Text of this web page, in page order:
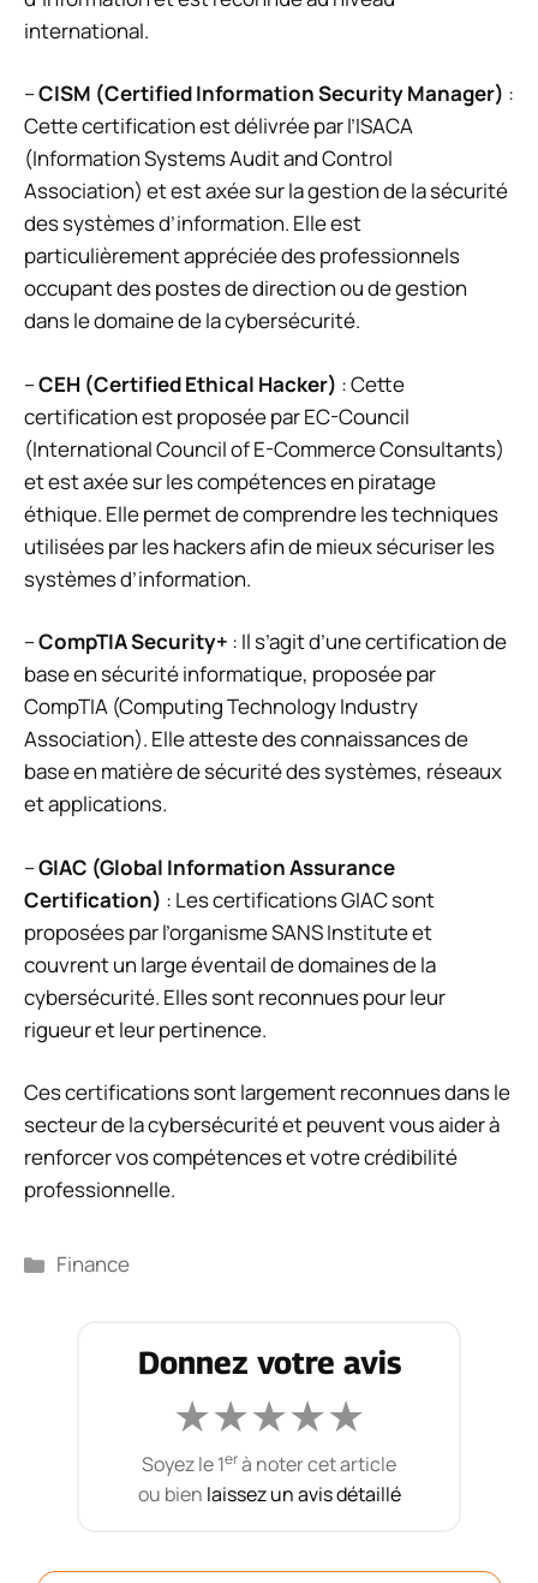
international.
–CISM (Certified Information Security Manager) :
Cette certification est délivrée par l’ISACA
(Information Systems Audit and Control
Association) et est axée sur la gestion de la sécurité
des systèmes d’information. Elle est
particulièrement appréciée des professionnels
occupant des postes de direction ou de gestion
dans le domaine de la cybersécurité.
–CEH (Certified Ethical Hacker) : Cette
certification est proposée par EC-Council
(International Council of E-Commerce Consultants)
et est axée sur les compétences en piratage
éthique. Elle permet de comprendre les techniques
utilisées par les hackers afin de mieux sécuriser les
systèmes d’information.
–CompTIA Security+ : Il s’agit d’une certification de
base en sécurité informatique, proposée par
CompTIA (Computing Technology Industry
Association). Elle atteste des connaissances de
base en matière de sécurité des systèmes, réseaux
et applications.
–GIAC (Global Information Assurance
Certification) : Les certifications GIAC sont
proposées par l’organisme SANS Institute et
couvrent un large éventail de domaines de la
cybersécurité. Elles sont reconnues pour leur
rigueur et leur pertinence.
Ces certifications sont largement reconnues dans le
secteur de la cybersécurité et peuvent vous aider à
renforcer vos compétences et votre crédibilité
professionnelle.
Catégories
Finance
Donnez votre avis
★★★★★
Soyez le 1erà noter cet article
ou bien laissez un avis détaillé